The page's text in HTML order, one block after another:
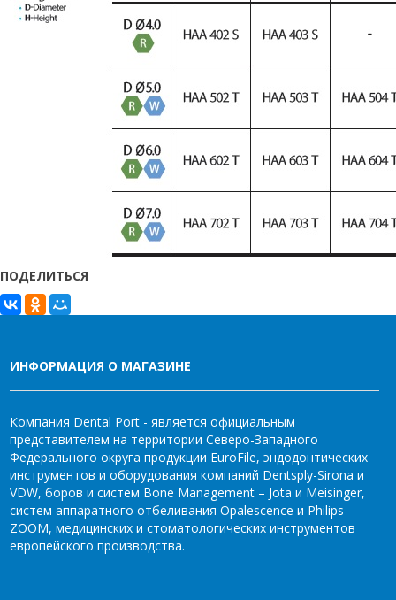
ПОДЕЛИТЬСЯ
ИНФОРМАЦИЯ О МАГАЗИНЕ
Компания Dental Port - является официальным
представителем на территории Северо-Западного
Федерального округа продукции EuroFile, эндодонтических
инструментов и оборудования компаний Dentsply-Sirona и
VDW, боров и систем Bone Management – Jota и Meisinger,
систем аппаратного отбеливания Opalescence и Philips
ZOOM, медицинских и стоматологических инструментов
европейского производства.